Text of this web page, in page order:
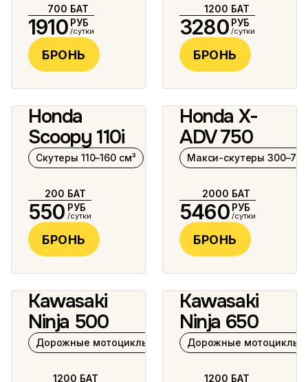
700 БАТ
1910 РУБ
/сутки
БРОНЬ
1200 БАТ
3280 РУБ
/сутки
БРОНЬ
Honda
Scoopy 110i
Скутеры 110–160 см³
200 БАТ
550 РУБ
/сутки
БРОНЬ
6 фото
Honda X-
ADV 750
Макси-скутеры
2000 БАТ
5460 РУБ
/сутки
БРОНЬ
Kawasaki
Ninja 500
Дорожные мотоциклы 500–1000 см³
1200 БАТ
4 фото
Kawasaki
Ninja 650
Дорожные мотоциклы
1200 БАТ